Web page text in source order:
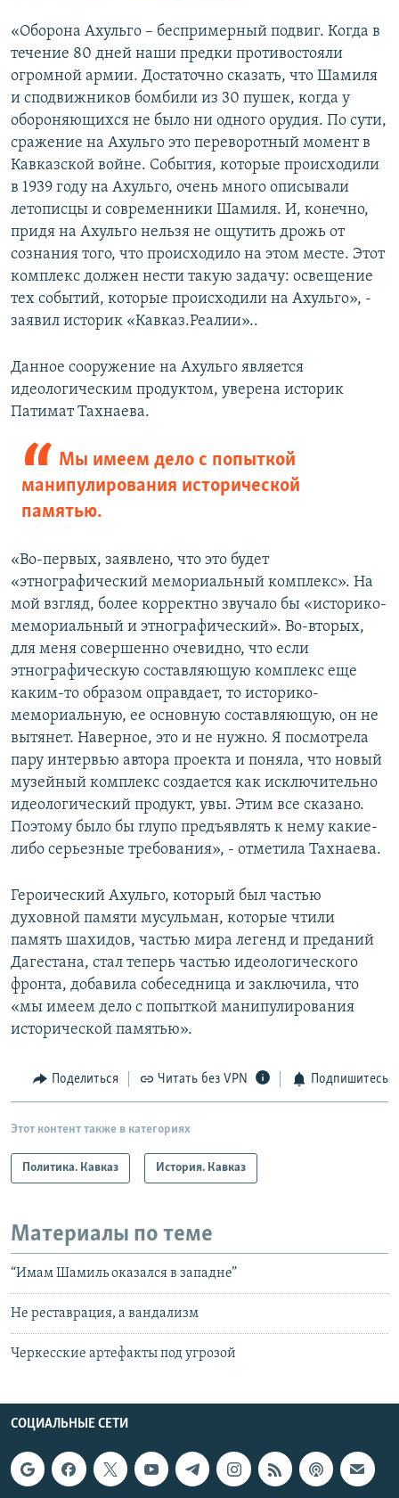
«Оборона Ахульго – беспримерный подвиг. Когда в
течение 80 дней наши предки противостояли
огромной армии. Достаточно сказать, что Шамиля
и сподвижников бомбили из 30 пушек, когда у
обороняющихся не было ни одного орудия. По сути,
сражение на Ахульго это переворотный момент в
Кавказской войне. События, которые происходили
в 1939 году на Ахульго, очень много описывали
летописцы и современники Шамиля. И, конечно,
придя на Ахульго нельзя не ощутить дрожь от
сознания того, что происходило на этом месте. Этот
комплекс должен нести такую задачу: освещение
тех событий, которые происходили на Ахульго», -
заявил историк «Кавказ.Реалии»..
Данное сооружение на Ахульго является
идеологическим продуктом, уверена историк
Патимат Тахнаева.
Мы имеем дело с попыткой
манипулирования исторической
памятью.
«Во-первых, заявлено, что это будет
«этнографический мемориальный комплекс». На
мой взгляд, более корректно звучало бы «историко-
мемориальный и этнографический». Во-вторых,
для меня совершенно очевидно, что если
этнографическую составляющую комплекс еще
каким-то образом оправдает, то историко-
мемориальную, ее основную составляющую, он не
вытянет. Наверное, это и не нужно. Я посмотрела
пару интервью автора проекта и поняла, что новый
музейный комплекс создается как исключительно
идеологический продукт, увы. Этим все сказано.
Поэтому было бы глупо предъявлять к нему какие-
либо серьезные требования», - отметила Тахнаева.
Героический Ахульго, который был частью
духовной памяти мусульман, которые чтили
память шахидов, частью мира легенд и преданий
Дагестана, стал теперь частью идеологического
фронта, добавила собеседница и заключила, что
«мы имеем дело с попыткой манипулирования
исторической памятью».
Поделиться Читать без VPN Подпишитесь
Этот контент также в категориях
Политика. Кавказ История. Кавказ
Материалы по теме
“Имам Шамиль оказался в западне”
Не реставрация, а вандализм
Черкесские артефакты под угрозой
СОЦИАЛЬНЫЕ СЕТИ